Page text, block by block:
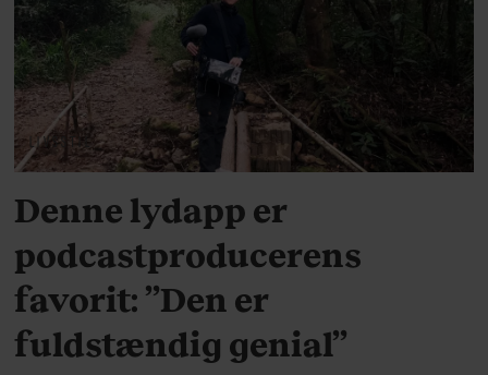
LIVSSTIL
Denne lydapp er
podcastproducerens
favorit: ”Den er
fuldstændig genial”